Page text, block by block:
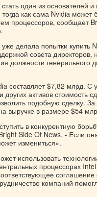
один из основателей и
тогда как сама Nvidia может
процессоров, сообщает
делала попытки купить
совета директоров,
должности генерального
составляет $7,82 млрд. С
других активов стоимость
подобную сделку.
выручке в размере $54
в конкурентную
Side Of News. - Если
измениться».
использовать
процессорах
компаний